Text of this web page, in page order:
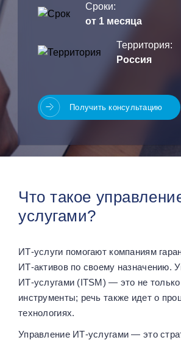
Сроки:
от 1 месяца
Территория:
Россия
Получить консультацию
Что такое
услугами?
ИТ‑услуги помогают компаниям
ИТ‑активов по своему назначению.
ИТ‑услугами (ITSM) — это не
инструменты; речь также идет о
технологиях.
Управление ИТ‑услугами — это